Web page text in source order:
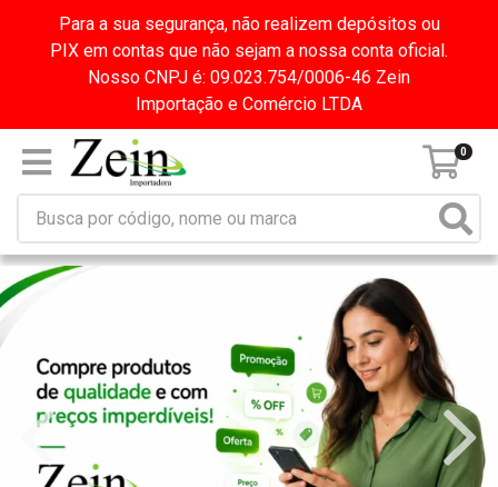
Para a sua segurança, não realizem depósitos ou
PIX em contas que não sejam a nossa conta oficial.
Nosso CNPJ é: 09.023.754/0006-46 Zein
Importação e Comércio LTDA
0